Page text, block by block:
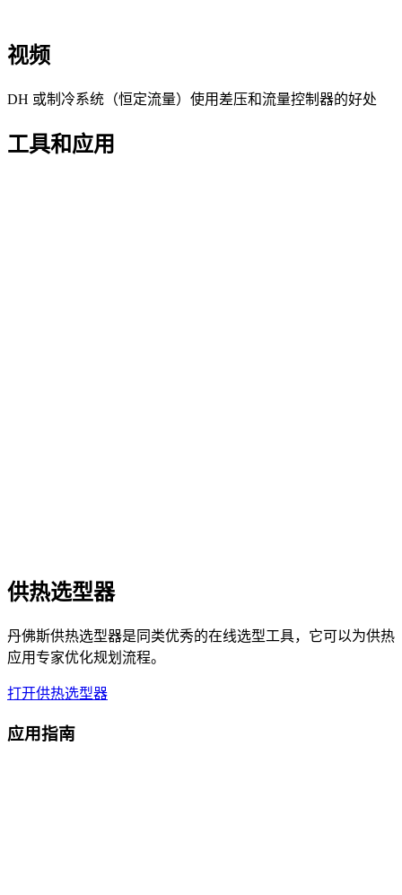
视频
DH 或制冷系统（恒定流量）使用差压和流量控制器的好处
工具和应用
供热选型器
丹佛斯供热选型器是同类优秀的在线选型工具，它可以为供热
应用专家优化规划流程。
打开供热选型器
应用指南